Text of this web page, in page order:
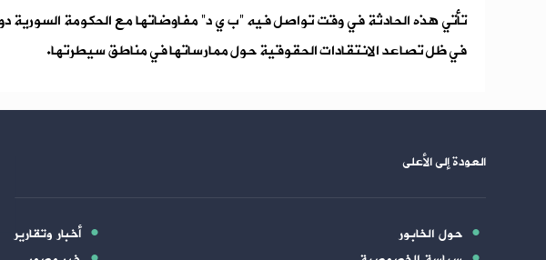
تأتي هذه الحادثة في وقت تواصل فيه “ب ي د” مفاوضاتها مع الحكومة السورية
في ظل تصاعد الانتقادات الحقوقية حول ممارساتها في مناطق سيطرتها.
العودة إلى الأعلى
حول الخابور
أخبار وتقارير